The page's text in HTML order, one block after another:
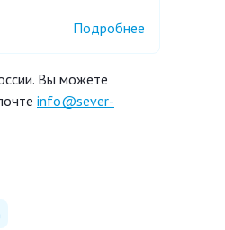
Подробнее
Вы можете
info@sever-